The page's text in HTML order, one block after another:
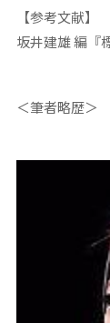
【参考文献】
坂井建雄 編『
＜筆者略歴＞